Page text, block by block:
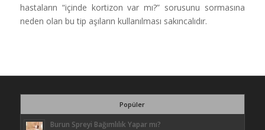
hastaların “içinde kortizon var mı?” sorusunu sormasına
neden olan bu tip aşıların kullanılması sakıncalıdır.
Popüler
Burun Spreyi Bağımlılık Yapar mı?